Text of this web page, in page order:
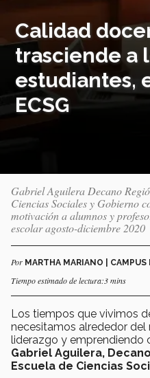
Calidad
trasciende a
estudiantes,
ECSG
Gabriel Aguilera Decano
Ciencias Sociales y Gobierno
motivación a alumnos y
escolar agosto-diciembre 2020
Por MARTHA MARIANO | CAMPUS
Tiempo estimado de lectura:3 mins
Los tiempos que vivimos
necesitamos alrededor
liderazgo y emprendiendo
Gabriel Aguilera,
Escuela de Ciencias